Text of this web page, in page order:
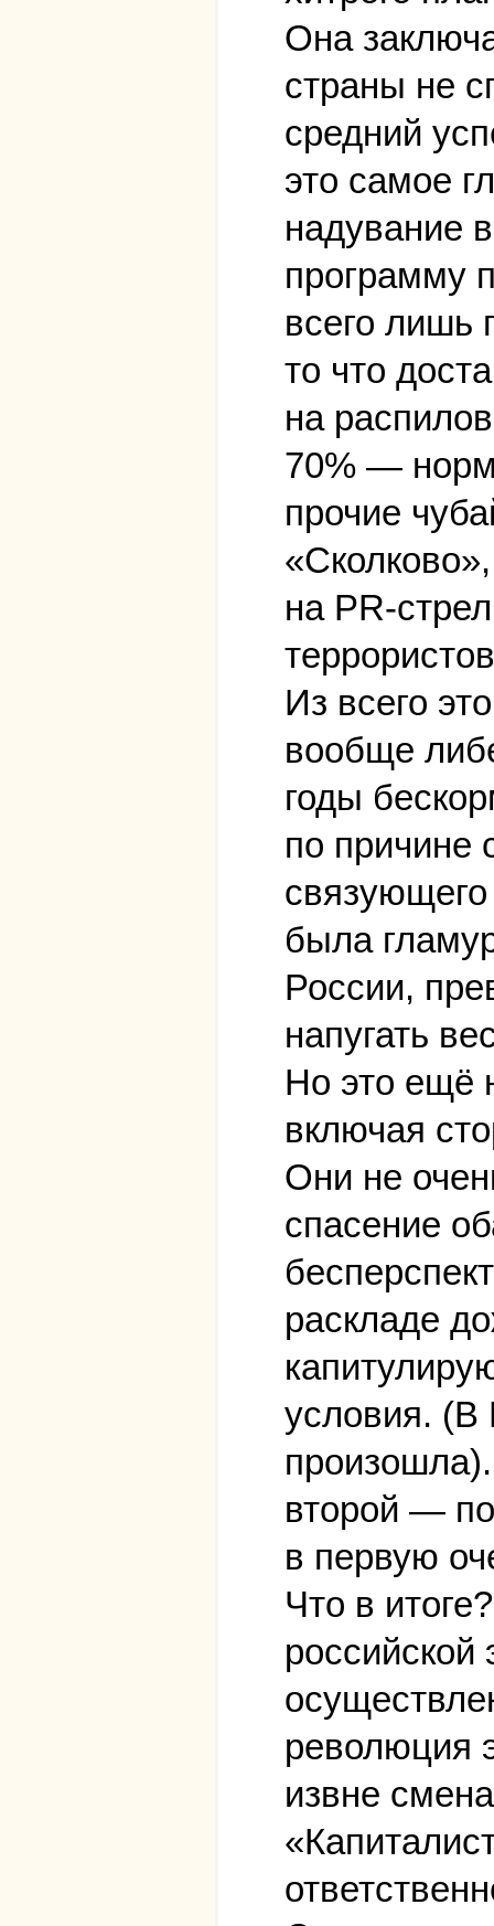
Она
страны не
средний
это самое
надувание
программу
всего лишь
то что
на
70% —
прочие
на PR-
Из всего
вообще
годы
по причине
была
России,
напугать
Но это ещё
включая
Они не
спасение
раскладе
условия. (В
второй —
в первую
Что в
российской
революция
извне